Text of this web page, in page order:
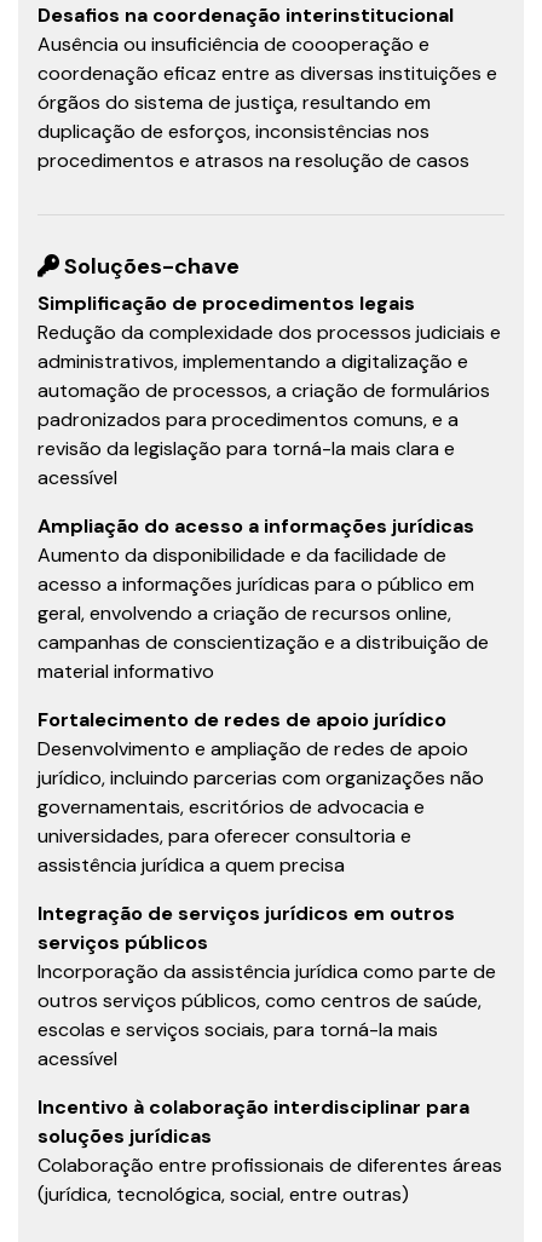
Desafios na coordenação interinstitucional
Ausência ou insuficiência de coooperação e
coordenação eficaz entre as diversas instituições e
órgãos do sistema de justiça, resultando em
duplicação de esforços, inconsistências nos
procedimentos e atrasos na resolução de casos
Soluções-chave
Simplificação de procedimentos legais
Redução da complexidade dos processos judiciais e
administrativos, implementando a digitalização e
automação de processos, a criação de formulários
padronizados para procedimentos comuns, e a
revisão da legislação para torná-la mais clara e
acessível
Ampliação do acesso a informações jurídicas
Aumento da disponibilidade e da facilidade de
acesso a informações jurídicas para o público em
geral, envolvendo a criação de recursos online,
campanhas de conscientização e a distribuição de
material informativo
Fortalecimento de redes de apoio jurídico
Desenvolvimento e ampliação de redes de apoio
jurídico, incluindo parcerias com organizações não
governamentais, escritórios de advocacia e
universidades, para oferecer consultoria e
assistência jurídica a quem precisa
Integração de serviços jurídicos em outros
serviços públicos
Incorporação da assistência jurídica como parte de
outros serviços públicos, como centros de saúde,
escolas e serviços sociais, para torná-la mais
acessível
Incentivo à colaboração interdisciplinar para
soluções jurídicas
Colaboração entre profissionais de diferentes áreas
(jurídica, tecnológica, social, entre outras)